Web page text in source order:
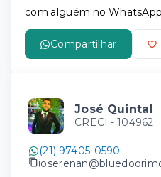
com alguém no
Compartilhar
José Quintal
CRECI - 104962
(21) 97405-0590